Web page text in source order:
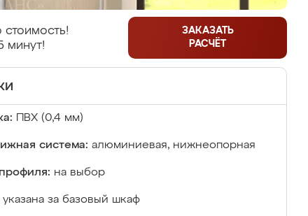
минут!
ЗАКАЗАТЬ
РАСЧЁТ
ПВХ (0,4 мм)
система: алюминиевая, нижнеопорная
на выбор
указана за базовый шкаф